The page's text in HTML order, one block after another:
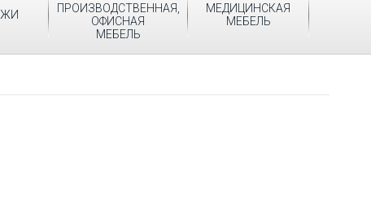
ПРОИЗВОДСТВЕННАЯ,
ОФИСНАЯ
МЕБЕЛЬ
МЕДИЦИНСКАЯ
МЕБЕЛЬ